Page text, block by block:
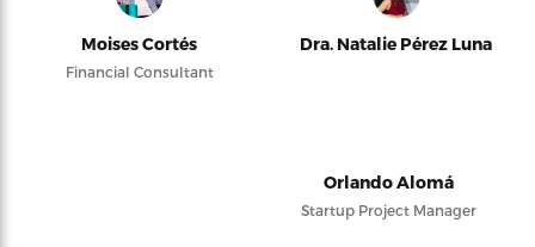
Moises Cortés
Financial Consultant
Dra. Natalie Pérez Luna
Orlando Alomá
Startup Project Manager